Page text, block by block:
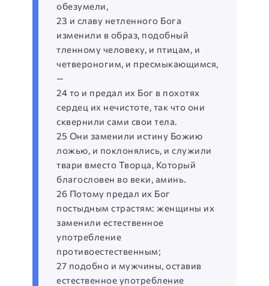
обезумели,
23 и славу нетленного Бога
изменили в образ, подобный
тленному человеку, и птицам, и
четвероногим, и пресмыкающимся,
—
24 то и предал их Бог в похотях
сердец их нечистоте, так что они
сквернили сами свои тела.
25 Они заменили истину Божию
ложью, и поклонялись, и служили
твари вместо Творца, Который
благословен во веки, аминь.
26 Потому предал их Бог
постыдным страстям: женщины их
заменили естественное
употребление
противоестественным;
27 подобно и мужчины, оставив
естественное употребление